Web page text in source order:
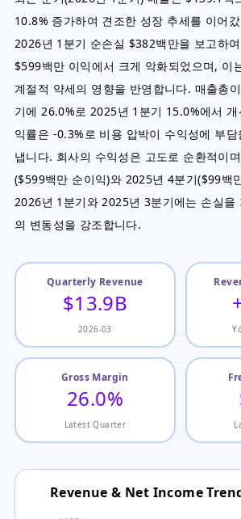
10.8% 증가하여 견조한 성장 추세를 이어
2026년 1분기 순손실 $382백만을 보고하
$599백만 이익에서 크게 악화되었으며, 이
계절적 약세의 영향을 반영합니다. 매출총
기에 26.0%로 2025년 1분기 15.0%에서 개
익률은 -0.3%로 비용 압박이 수익성에 부
냅니다. 회사의 수익성은 고도로 순환적이
($599백만 순이익)와 2025년 4분기($99백
2026년 1분기와 2025년 3분기에는 손실을
의 변동성을 강조합니다.
Quarterly Revenue
$13.9B
2026-03
Gross Margin
26.0%
Latest Quarter
Revenue & Net Income